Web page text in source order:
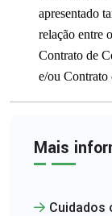
apresentado
relação entre
Contrato de
e/ou Contrato
Mais
Cuidados